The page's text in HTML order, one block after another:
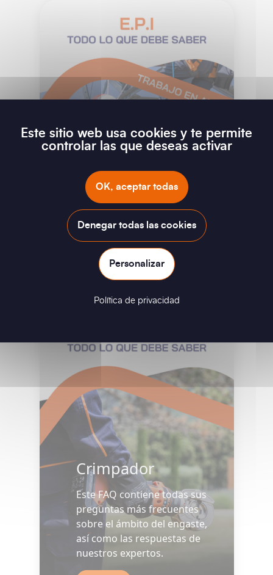
Trabajos en altura
Estas FAQ responderán a sus
preguntas sobre los Equipos
de Protección Individual
utilizados en los trabajos en
altura
Leer
Crimpador
Este FAQ contiene todas sus
preguntas más frecuentes
sobre el ámbito del engaste,
así como las respuestas de
nuestros expertos.
Este sitio web usa cookies y te permite
controlar las que deseas activar
OK, aceptar todas
Denegar todas las cookies
Personalizar
Política de privacidad